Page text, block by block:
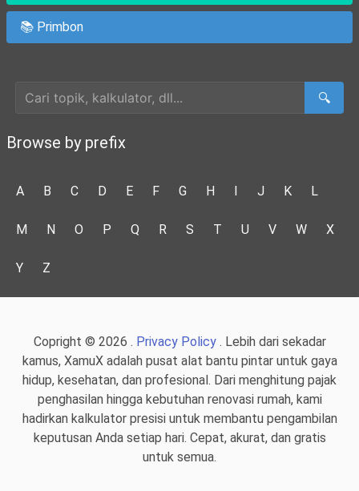
📚 Primbon
🔍
Browse by prefix
A B C D E F G H I J K L
M N O P Q R S T U V W X
Y Z
Copright © 2026 . Privacy Policy. Lebih dari sekadar
kamus, XamuX adalah pusat alat bantu pintar untuk gaya
hidup, kesehatan, dan profesional. Dari menghitung pajak
penghasilan hingga kebutuhan renovasi rumah, kami
hadirkan kalkulator presisi untuk membantu pengambilan
keputusan Anda setiap hari. Cepat, akurat, dan gratis
untuk semua.